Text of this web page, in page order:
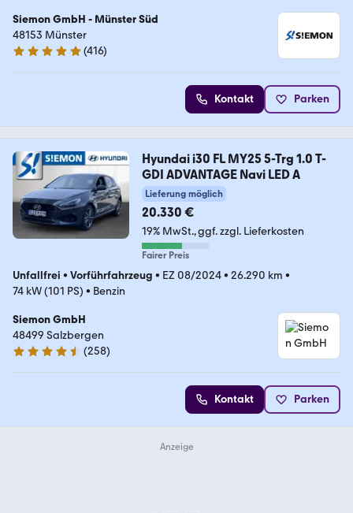
Siemon GmbH - Münster Süd
48153 Münster
4.8 Sterne
(416)
Kontakt Parken
Hyundai i30 FL MY25 5-Trg 1.0 T-
GDI ADVANTAGE Navi LED A
Lieferung möglich
20.330 €
19% MwSt. ggf. zzgl. Lieferkosten
Fairer Preis
Unfallfrei • Vorführfahrzeug • EZ 08/2024• 26.290 km •
74 kW (101 PS) • Benzin
Siemon GmbH
48499 Salzbergen
4.6 Sterne
(258)
Kontakt Parken